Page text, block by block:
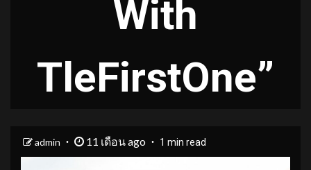
With
TleFirstOne”
admin 11 เดือน ago 1 min read